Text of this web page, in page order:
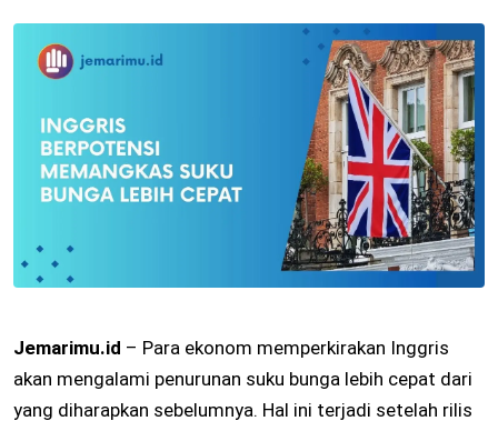
Jemarimu.id – Para ekonom memperkirakan Inggris
akan mengalami penurunan suku bunga lebih cepat dari
yang diharapkan sebelumnya. Hal ini terjadi setelah rilis